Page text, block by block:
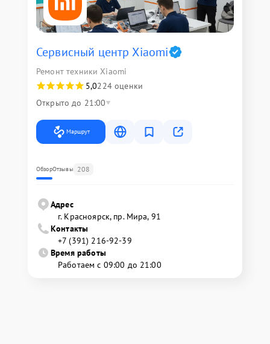
Сервисный центр Xiaomi
Ремонт техники Xiaomi
5,0224 оценки
Открыто до 21:00
Маршрут
ОбзорОтзывы 208
Адрес
г. Красноярск, ​пр. Мира, 91
Контакты
+7 (391) 216-92-39
Время работы
Работаем с 09:00 до 21:00